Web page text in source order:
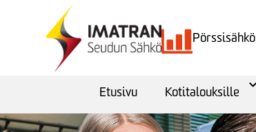
Pörssisähkö
Etusivu Kotitalouksille